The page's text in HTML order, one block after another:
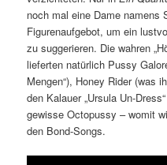
noch mal eine Dame namens
Figurenaufgebot, um ein
zu suggerieren. Die wahren
lieferten natürlich Pussy
Mengen“), Honey Rider (was
den Kalauer „Ursula Un-
gewisse Octopussy – womit
den Bond-Songs.